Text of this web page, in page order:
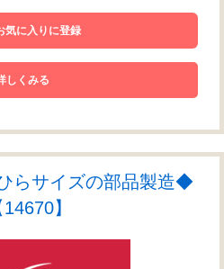
気に入りに登録
しくみる
らサイズの部品製造◆
】